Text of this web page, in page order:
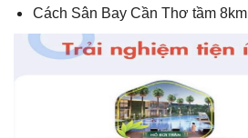
Cách Sân Bay Cần Thơ tầm 8km